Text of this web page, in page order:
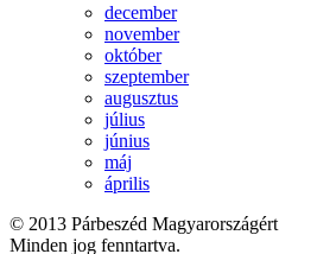
december
november
október
szeptember
augusztus
július
június
máj
április
© 2013 Párbeszéd Magyarországért
Minden jog fenntartva.